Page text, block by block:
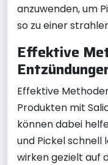
anzuwenden, um
so zu einer
Effektive
Effektive
Produkten mit
können dabei
und Pickel schnell
wirken gezielt auf